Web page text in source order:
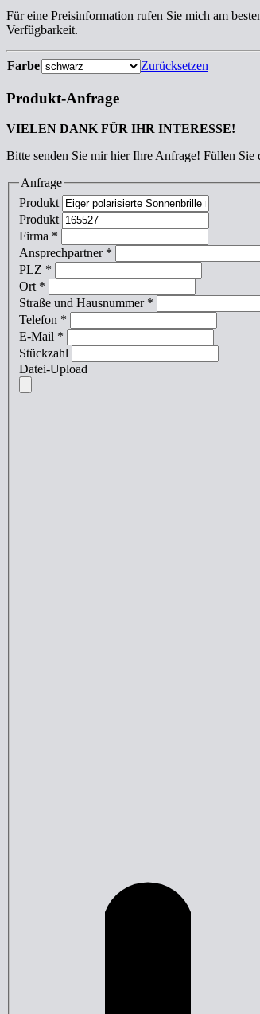
Für eine Preisinformation rufen Sie mich am
Verfügbarkeit.
Farbe Zurücksetzen
Produkt-Anfrage
VIELEN DANK FÜR IHR INTERESSE!
Bitte senden Sie mir hier Ihre Anfrage! Füllen
Anfrage
Produkt
Produkt
Firma *
Ansprechpartner *
PLZ *
Ort *
Straße und Hausnummer *
Telefon *
E-Mail *
Stückzahl
Datei-Upload